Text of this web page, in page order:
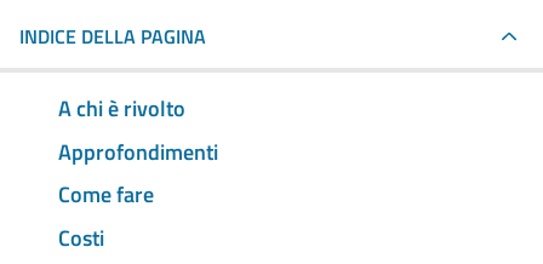
INDICE DELLA PAGINA
A chi è rivolto
Approfondimenti
Come fare
Costi